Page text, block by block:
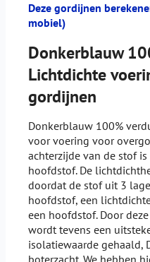
Deze gordijnen
mobiel)
Donkerblauw
Lichtdichte
gordijnen
Donkerblauw 100%
voor voering voor
achterzijde van de stof
hoofdstof. De
doordat de stof uit 3
hoofdstof, een
een hoofdstof. Door
wordt tevens een
isolatiewaarde gehaald,
boterzacht. We hebben